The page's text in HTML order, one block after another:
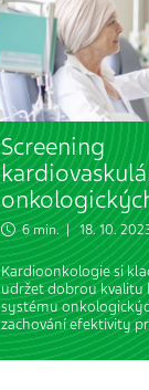
Screening
6 min. | 18. 10.
Kardioonkologie si
udržet dobrou kvalitu
systému
zachování efektivity